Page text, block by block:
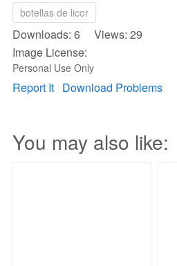
botellas de licor
Downloads: 6 Views: 29
Image License:
Personal Use Only
Report It Download Problems
You may also like: